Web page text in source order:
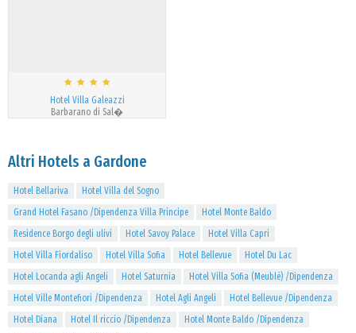
Hotel Villa Galeazzi
Barbarano di Sal�
Altri Hotels a Gardone
Hotel Bellariva
Hotel Villa del Sogno
Grand Hotel Fasano /Dipendenza Villa Principe
Hotel Monte Baldo
Residence Borgo degli ulivi
Hotel Savoy Palace
Hotel Villa Capri
Hotel Villa Fiordaliso
Hotel Villa Sofia Hotel Bellevue
Hotel Du Lac
Hotel Locanda agli Angeli
Hotel Saturnia
Hotel Villa Sofia (Meublè) /Dipendenza
Hotel Ville Montefiori /Dipendenza
Hotel Agli Angeli
Hotel Bellevue /Dipendenza
Hotel Diana
Hotel Il riccio /Dipendenza
Hotel Monte Baldo /Dipendenza